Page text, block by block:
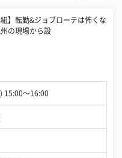
組】転勤&ジョブローテは怖くな
の現場から設
15:00〜16:00